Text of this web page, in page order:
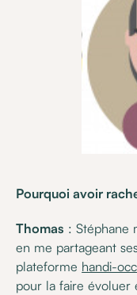
Pourquoi avoir
Thomas : Stéphane
en me partageant
plateforme handi-
pour la faire évoluer